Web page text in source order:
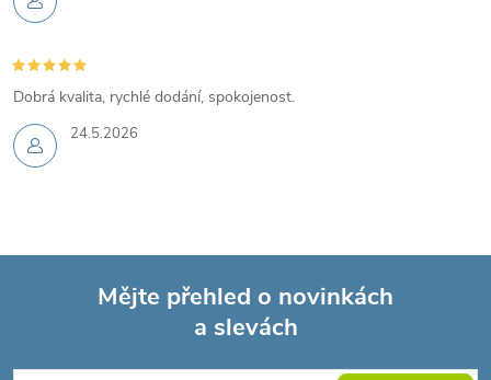
24.5.2026
Dobrá kvalita, rychlé dodání, spokojenost.
Mějte přehled o novinkách
a slevách